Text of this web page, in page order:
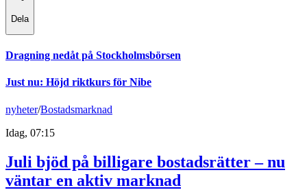
Dela
Dragning nedåt på Stockholmsbörsen
Just nu: Höjd riktkurs för Nibe
nyheter/Bostadsmarknad
Idag, 07:15
Juli bjöd på billigare bostadsrätter – nu
väntar en aktiv marknad